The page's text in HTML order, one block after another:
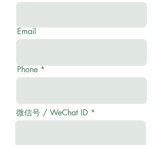
Email
Phone
微信号 / WeChat ID